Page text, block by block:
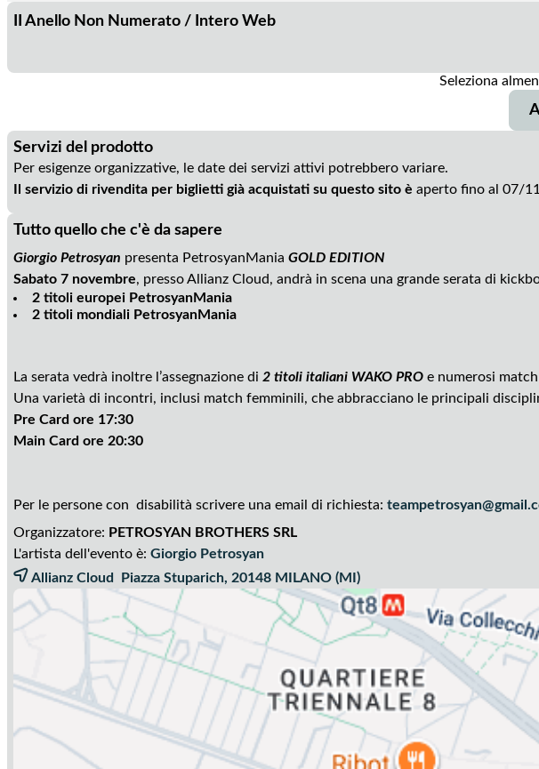
II Anello Non Numerato / Intero Web
Seleziona
Servizi del prodotto
Per esigenze organizzative, le date dei servizi attivi potrebbero variare.
Il servizio di rivendita per biglietti già acquistati su questo sito èaperto fino al 07/
Tutto quello che c'è da sapere
Giorgio Petrosyan presenta PetrosyanMania GOLD EDITION
Sabato 7 novembre, presso Allianz Cloud, andrà in scena una grande serata di
2 titoli europei PetrosyanMania
2 titoli mondiali PetrosyanMania
La serata vedrà inoltre l’assegnazione di2 titoli italiani WAKO PRO e numerosi
Una varietà di incontri, inclusi match femminili, che abbracciano le principali
Pre Card ore 17:30
Main Card ore 20:30
Per le persone con disabilità scrivere una email di richiesta:
Organizzatore: PETROSYAN BROTHERS SRL
L'artista dell'evento è: Giorgio Petrosyan
Allianz Cloud Piazza Stuparich, 20148 MILANO (MI)